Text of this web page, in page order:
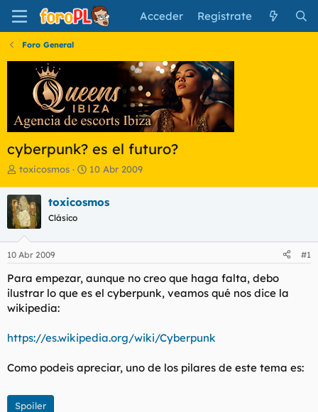
Acceder Regístrate
Foro General
cyberpunk? es el futuro?
I
i
c
i
a
d
o
d
e
l
e
m
toxicosmos
F
h
e
i
c
10 Abr 2009
toxicosmos
Clásico
10 Abr 2009 #1
Para empezar, aunque no creo que haga falta, debo
ilustrar lo que es el cyberpunk, veamos qué nos dice la
wikipedia:
https://es.wikipedia.org/wiki/Cyberpunk
Como podeis apreciar, uno de los pilares de este tema es:
Spoiler